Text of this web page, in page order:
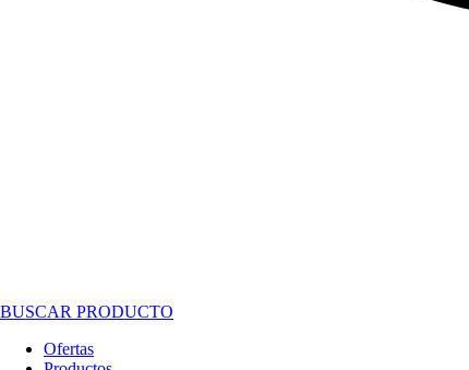
BUSCAR PRODUCTO
Ofertas